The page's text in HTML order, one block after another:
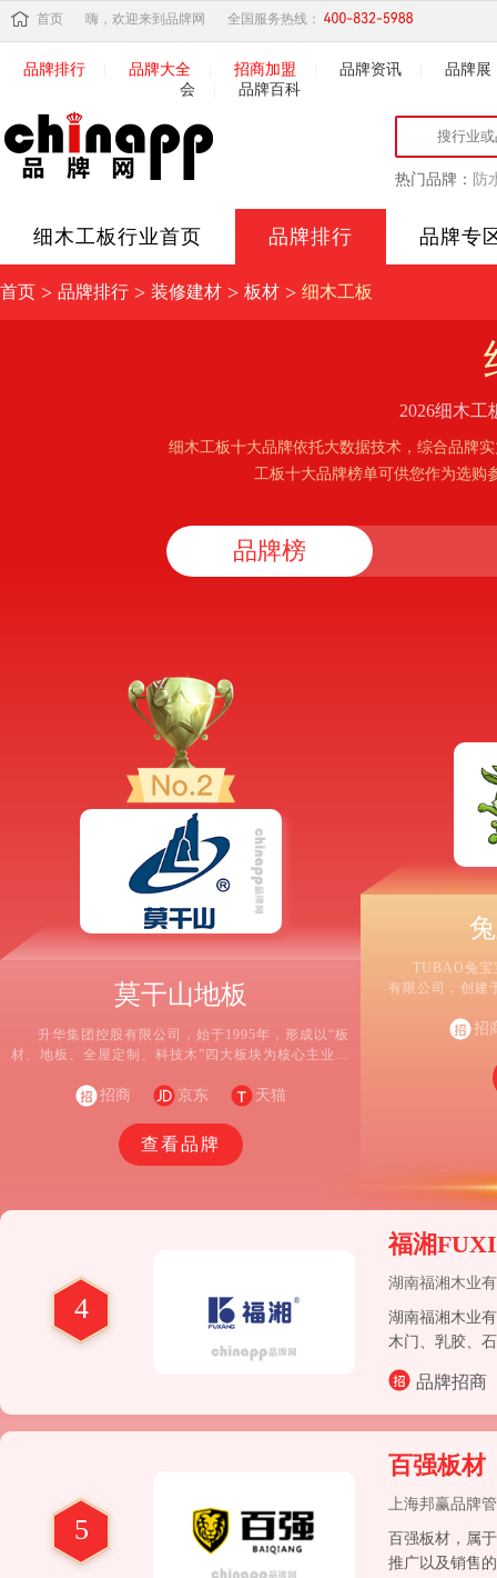
首页 嗨，欢迎来到品牌网 全国服务热线：
品牌排行 品牌大全 招商加盟 品牌资讯
品牌展
会
品牌百科
热门品牌： 防
细木工板行业首页 品牌排行 品牌专
首页 > 品牌排行 > 装修建材 > 板材 > 细木工板
2026细木
细木工板十大品牌依托大数据技术，综合品牌
工板十大品牌榜单可供您作为选购
品牌榜
莫干山地板
升华集团控股有限公司，始于1995年，形成以“板
材、地板、全屋定制、科技木”四大板块为核心主业的
健康”的发展理念，以“打造最懂科技的绿色家居领军
全国及部分海外市场。
招商 京东 天猫
查看品牌
TUBAO兔宝
有限公司，创建
务商。公司以
定规模的产业
全球采购，到
招
4
福湘
湖南福湘木业
湖南福湘木业
木门、乳胶、
术企业、湖南
品牌招商
5
百强板材
上海邦赢品牌
百强板材，属
推广以及销售